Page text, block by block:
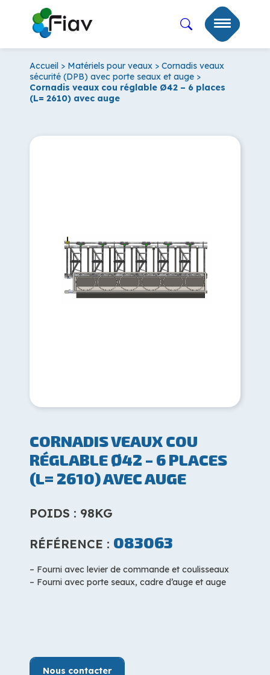
Accueil > Matériels pour veaux > Cornadis veaux
sécurité (DPB) avec porte seaux et auge >
Cornadis veaux cou réglable Ø42 – 6 places
(L= 2610) avec auge
CORNADIS VEAUX COU
RÉGLABLE Ø42 – 6 PLACES
(L= 2610) AVEC AUGE
POIDS : 98KG
RÉFÉRENCE : 083063
– Fourni avec levier de commande et coulisseaux
– Fourni avec porte seaux, cadre d’auge et auge
Nous contacter